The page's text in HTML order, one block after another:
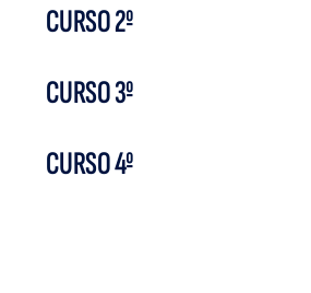
CURSO 2º
CURSO 3º
CURSO 4º